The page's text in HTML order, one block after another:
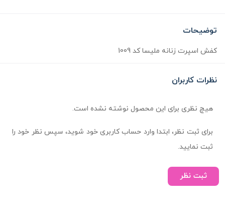
توضیحات
کفش اسپرت زنانه ملیسا کد 1009
نظرات کاربران
هیچ نظری برای این محصول نوشته نشده است.
برای ثبت نظر، ابتدا وارد حساب کاربری خود شوید، سپس نظر خود را
ثبت نمایید.
ثبت نظر